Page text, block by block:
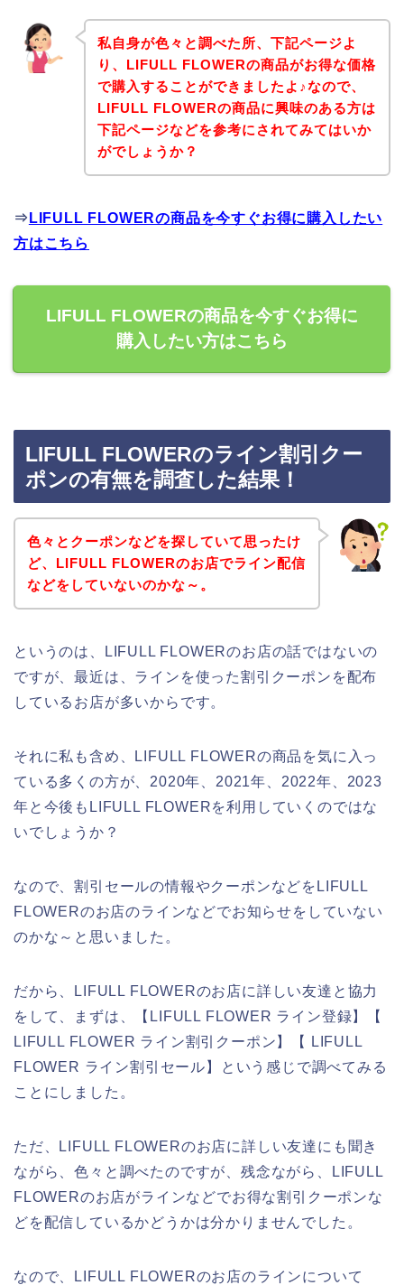
私自身が色々と調べた所、下記ページよ
り、LIFULL FLOWERの商品がお得な価格
で購入することができましたよ♪なので、
LIFULL FLOWERの商品に興味のある方は
下記ページなどを参考にされてみてはいか
がでしょうか？
⇒ LIFULL FLOWERの商品を今すぐお得に購入したい
方はこちら
LIFULL FLOWERの商品を今すぐお得に
購入したい方はこちら
LIFULL FLOWERのライン割引クー
ポンの有無を調査した結果！
色々とクーポンなどを探していて思ったけ
ど、LIFULL FLOWERのお店でライン配信
などをしていないのかな～。
というのは、LIFULL FLOWERのお店の話ではないの
ですが、最近は、ラインを使った割引クーポンを配布
しているお店が多いからです。
それに私も含め、LIFULL FLOWERの商品を気に入っ
ている多くの方が、2020年、2021年、2022年、2023
年と今後もLIFULL FLOWERを利用していくのではな
いでしょうか？
なので、割引セールの情報やクーポンなどをLIFULL
FLOWERのお店のラインなどでお知らせをしていない
のかな～と思いました。
だから、LIFULL FLOWERのお店に詳しい友達と協力
をして、まずは、【LIFULL FLOWER ライン登録】【
LIFULL FLOWER ライン割引クーポン】【 LIFULL
FLOWER ライン割引セール】という感じで調べてみる
ことにしました。
ただ、LIFULL FLOWERのお店に詳しい友達にも聞き
ながら、色々と調べたのですが、残念ながら、LIFULL
FLOWERのお店がラインなどでお得な割引クーポンな
どを配信しているかどうかは分かりませんでした。
なので、LIFULL FLOWERのお店のラインについて